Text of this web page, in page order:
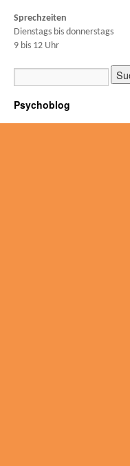
Sprechzeiten
Dienstags bis donnerstags
9 bis 12 Uhr
Psychoblog